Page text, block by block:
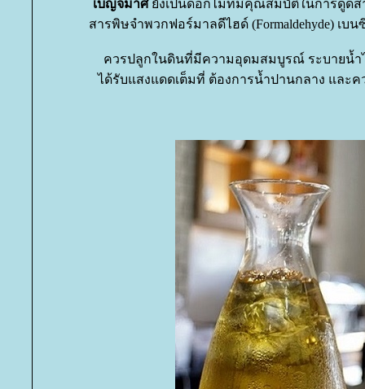
เบญจมาศงเป็นดอกไม้ที่มีคุณสมบัติในการดูดส
สารพิษจำพวกฟอร์มาลดีไฮด์ (Formaldehyde) เ
ควรปลูกในดินที่มีความอุดมสมบูรณ์ ระบายน้ำ
ได้รับแสงแดดเต็มที่ ต้องการน้ำปานกลาง และ